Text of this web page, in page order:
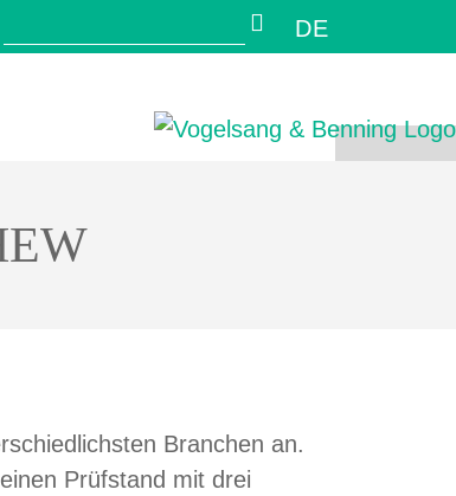
DE
Branchen an.
Prüfstand mit drei